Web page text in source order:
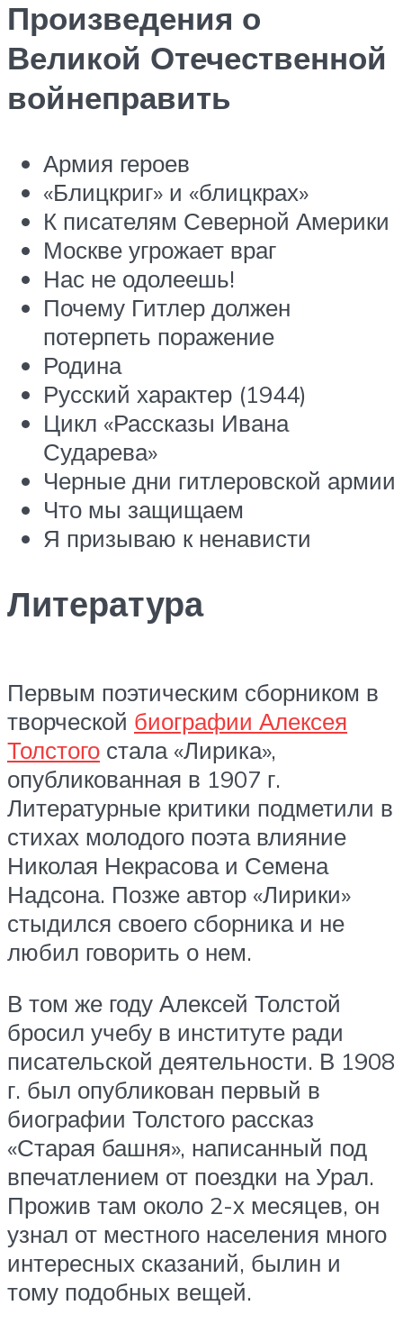
Произведения о
Великой Отечественной
войнеправить
Армия героев
«Блицкриг» и «блицкрах»
К писателям Северной Америки
Москве угрожает враг
Нас не одолеешь!
Почему Гитлер должен
потерпеть поражение
Родина
Русский характер (1944)
Цикл «Рассказы Ивана
Сударева»
Черные дни гитлеровской армии
Что мы защищаем
Я призываю к ненависти
Литература
Первым поэтическим сборником в
творческой биографии Алексея
Толстого стала «Лирика»,
опубликованная в 1907 г.
Литературные критики подметили в
стихах молодого поэта влияние
Николая Некрасова и Семена
Надсона. Позже автор «Лирики»
стыдился своего сборника и не
любил говорить о нем.
В том же году Алексей Толстой
бросил учебу в институте ради
писательской деятельности. В 1908
г. был опубликован первый в
биографии Толстого рассказ
«Старая башня», написанный под
впечатлением от поездки на Урал.
Прожив там около 2-х месяцев, он
узнал от местного населения много
интересных сказаний, былин и
тому подобных вещей.